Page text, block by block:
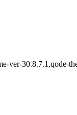
ver-30.8.7.1,qode-